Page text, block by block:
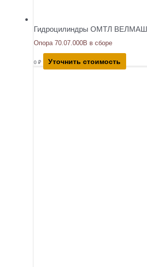
Гидроцилиндры ОМТЛ ВЕЛМАШ
Опора 70.07.000В в сборе
0 ₽ Уточнить стоимость